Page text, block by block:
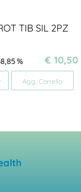
TIB SIL 2PZ
% € 10,50
Agg. Carrello